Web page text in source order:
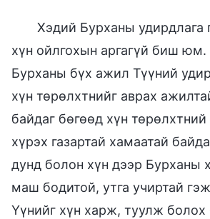
Хэдий Бурханы удирдлага
хүн ойлгохын аргагүй биш юм.
Бурханы бүх ажил Түүний
хүн төрөлхтнийг аврах
байдаг бөгөөд хүн
хүрэх газартай хамаатай
дунд болон хүн дээр Бурханы
маш бодитой, утга учиртай
Үүнийг хүн харж, туулж болох